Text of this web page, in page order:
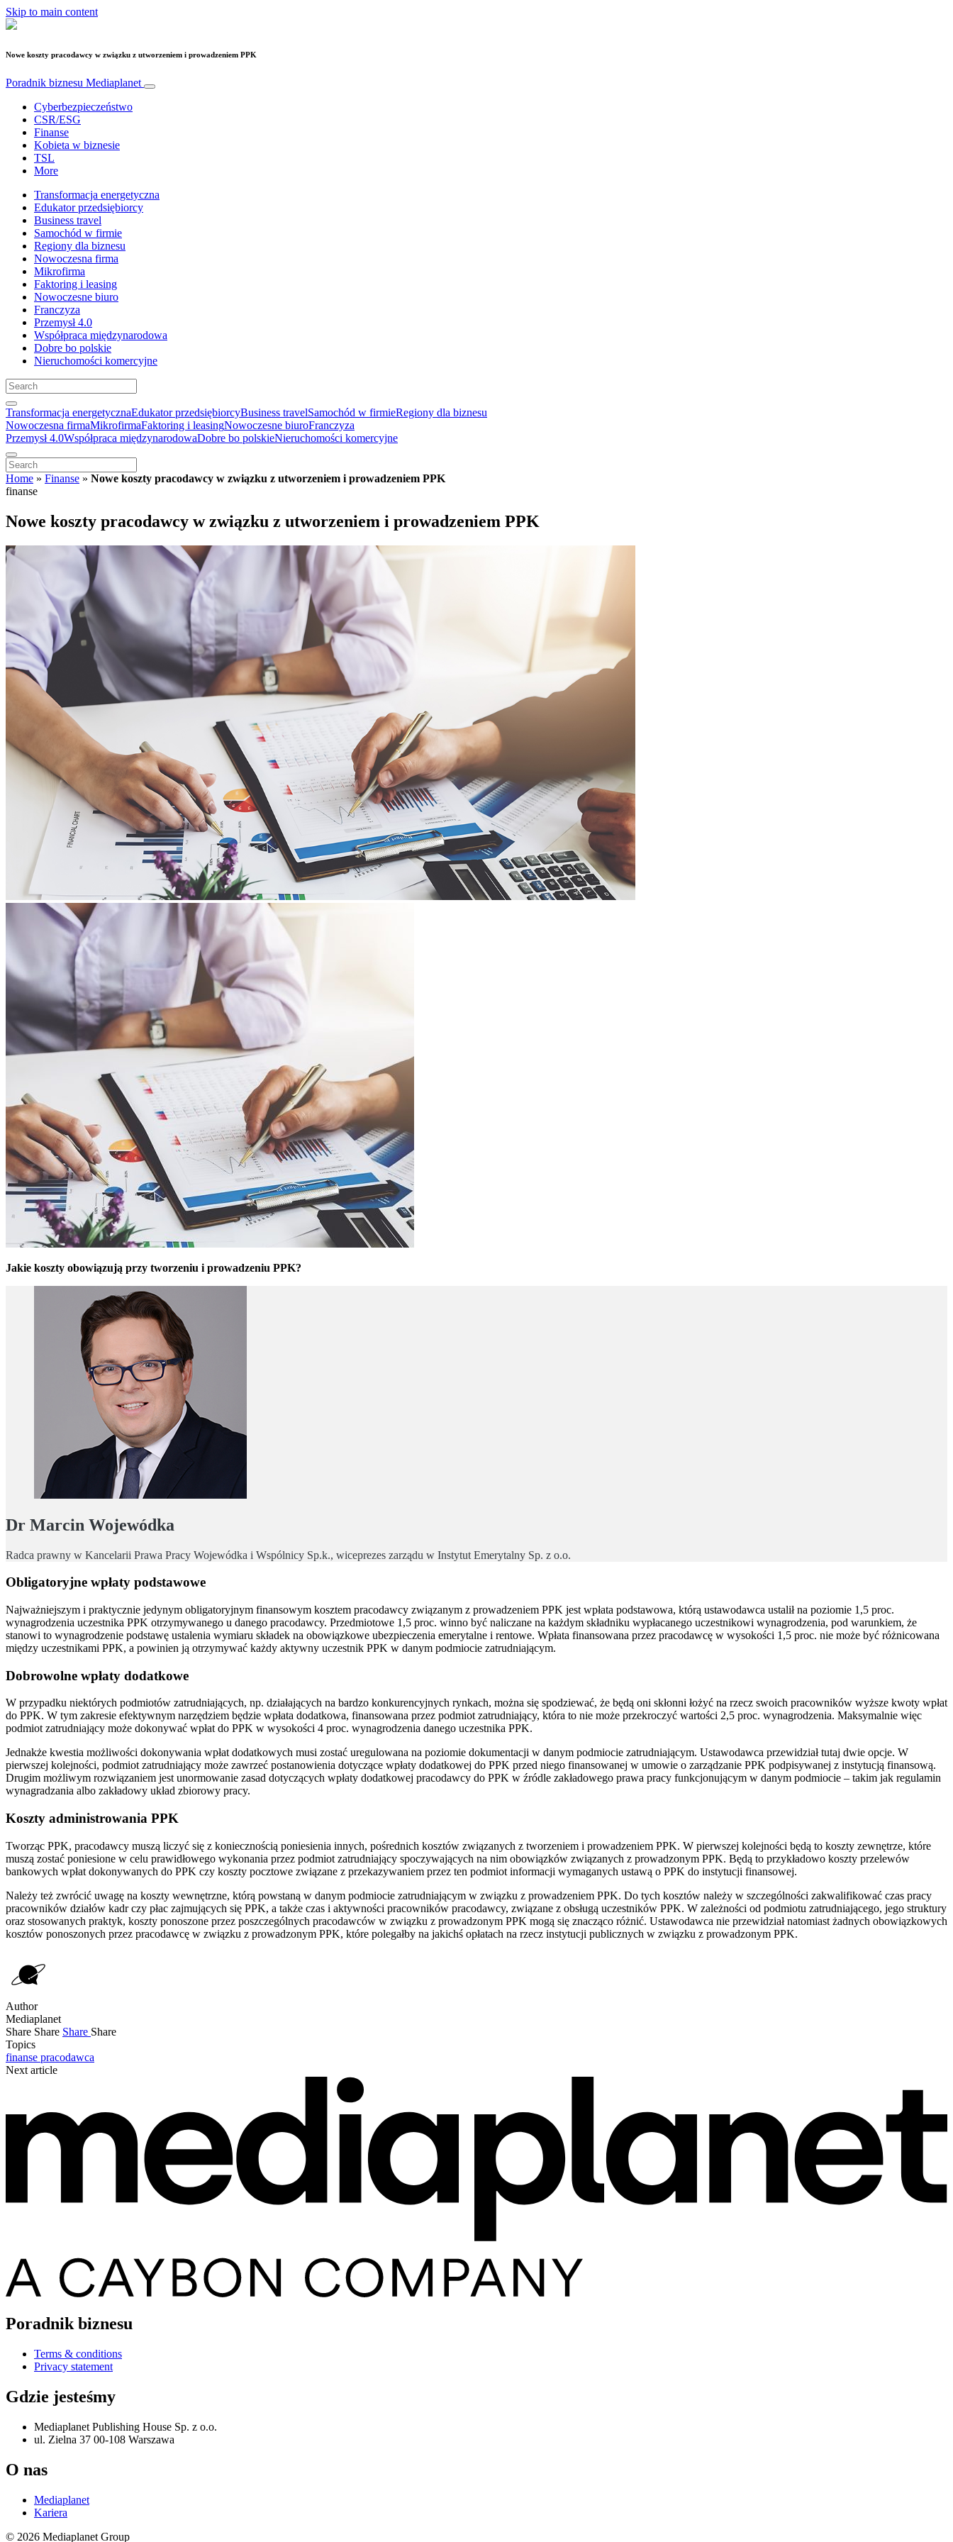
Skip to main content
Nowe koszty pracodawcy w związku z utworzeniem i prowadzeniem PPK
Poradnik biznesu Mediaplanet
Cyberbezpieczeństwo
CSR/ESG
Finanse
Kobieta w biznesie
TSL
More
Transformacja energetyczna
Edukator przedsiębiorcy
Business travel
Samochód w firmie
Regiony dla biznesu
Nowoczesna firma
Mikrofirma
Faktoring i leasing
Nowoczesne biuro
Franczyza
Przemysł 4.0
Współpraca międzynarodowa
Dobre bo polskie
Nieruchomości komercyjne
Transformacja energetycznaEdukator przedsiębiorcyBusiness travelSamochód w firmieRegiony dla biznesu
Nowoczesna firmaMikrofirmaFaktoring i leasingNowoczesne biuroFranczyza
Przemysł 4.0Współpraca międzynarodowaDobre bo polskieNieruchomości komercyjne
Home » Finanse » Nowe koszty pracodawcy w związku z utworzeniem i prowadzeniem PPK
finanse
Nowe koszty pracodawcy w związku z utworzeniem i prowadzeniem PPK
Jakie koszty obowiązują przy tworzeniu i prowadzeniu PPK?
Dr Marcin Wojewódka
Radca prawny w Kancelarii Prawa Pracy Wojewódka i Wspólnicy Sp.k., wiceprezes zarządu w Instytut Emerytalny Sp. z o.o.
Obligatoryjne wpłaty podstawowe
Najważniejszym i praktycznie jedynym obligatoryjnym finansowym kosztem pracodawcy związanym z prowadzeniem PPK jest wpłata podstawowa, którą ustawodawca ustalił na poziomie 1,5 proc.
wynagrodzenia uczestnika PPK otrzymywanego u danego pracodawcy. Przedmiotowe 1,5 proc. winno być naliczane na każdym składniku wypłacanego uczestnikowi wynagrodzenia, pod warunkiem, że
stanowi to wynagrodzenie podstawę ustalenia wymiaru składek na obowiązkowe ubezpieczenia emerytalne i rentowe. Wpłata finansowana przez pracodawcę w wysokości 1,5 proc. nie może być różnicowana
między uczestnikami PPK, a powinien ją otrzymywać każdy aktywny uczestnik PPK w danym podmiocie zatrudniającym.
Dobrowolne wpłaty dodatkowe
W przypadku niektórych podmiotów zatrudniających, np. działających na bardzo konkurencyjnych rynkach, można się spodziewać, że będą oni skłonni łożyć na rzecz swoich pracowników wyższe kwoty wpłat
do PPK. W tym zakresie efektywnym narzędziem będzie wpłata dodatkowa, finansowana przez podmiot zatrudniający, która to nie może przekroczyć wartości 2,5 proc. wynagrodzenia. Maksymalnie więc
podmiot zatrudniający może dokonywać wpłat do PPK w wysokości 4 proc. wynagrodzenia danego uczestnika PPK.
Jednakże kwestia możliwości dokonywania wpłat dodatkowych musi zostać uregulowana na poziomie dokumentacji w danym podmiocie zatrudniającym. Ustawodawca przewidział tutaj dwie opcje. W
pierwszej kolejności, podmiot zatrudniający może zawrzeć postanowienia dotyczące wpłaty dodatkowej do PPK przed niego finansowanej w umowie o zarządzanie PPK podpisywanej z instytucją finansową.
Drugim możliwym rozwiązaniem jest unormowanie zasad dotyczących wpłaty dodatkowej pracodawcy do PPK w źródle zakładowego prawa pracy funkcjonującym w danym podmiocie – takim jak regulamin
wynagradzania albo zakładowy układ zbiorowy pracy.
Koszty administrowania PPK
Tworząc PPK, pracodawcy muszą liczyć się z koniecznością poniesienia innych, pośrednich kosztów związanych z tworzeniem i prowadzeniem PPK. W pierwszej kolejności będą to koszty zewnętrze, które
muszą zostać poniesione w celu prawidłowego wykonania przez podmiot zatrudniający spoczywających na nim obowiązków związanych z prowadzonym PPK. Będą to przykładowo koszty przelewów
bankowych wpłat dokonywanych do PPK czy koszty pocztowe związane z przekazywaniem przez ten podmiot informacji wymaganych ustawą o PPK do instytucji finansowej.
Należy też zwrócić uwagę na koszty wewnętrzne, którą powstaną w danym podmiocie zatrudniającym w związku z prowadzeniem PPK. Do tych kosztów należy w szczególności zakwalifikować czas pracy
pracowników działów kadr czy płac zajmujących się PPK, a także czas i aktywności pracowników pracodawcy, związane z obsługą uczestników PPK. W zależności od podmiotu zatrudniającego, jego struktury
oraz stosowanych praktyk, koszty ponoszone przez poszczególnych pracodawców w związku z prowadzonym PPK mogą się znacząco różnić. Ustawodawca nie przewidział natomiast żadnych obowiązkowych
kosztów ponoszonych przez pracodawcę w związku z prowadzonym PPK, które polegałby na jakichś opłatach na rzecz instytucji publicznych w związku z prowadzonym PPK.
Author
Mediaplanet
Share Share Share Share
Topics
finanse pracodawca
Next article
Poradnik biznesu
Terms & conditions
Privacy statement
Gdzie jesteśmy
Mediaplanet Publishing House Sp. z o.o.
ul. Zielna 37 00-108 Warszawa
O nas
Mediaplanet
Kariera
© 2026 Mediaplanet Group